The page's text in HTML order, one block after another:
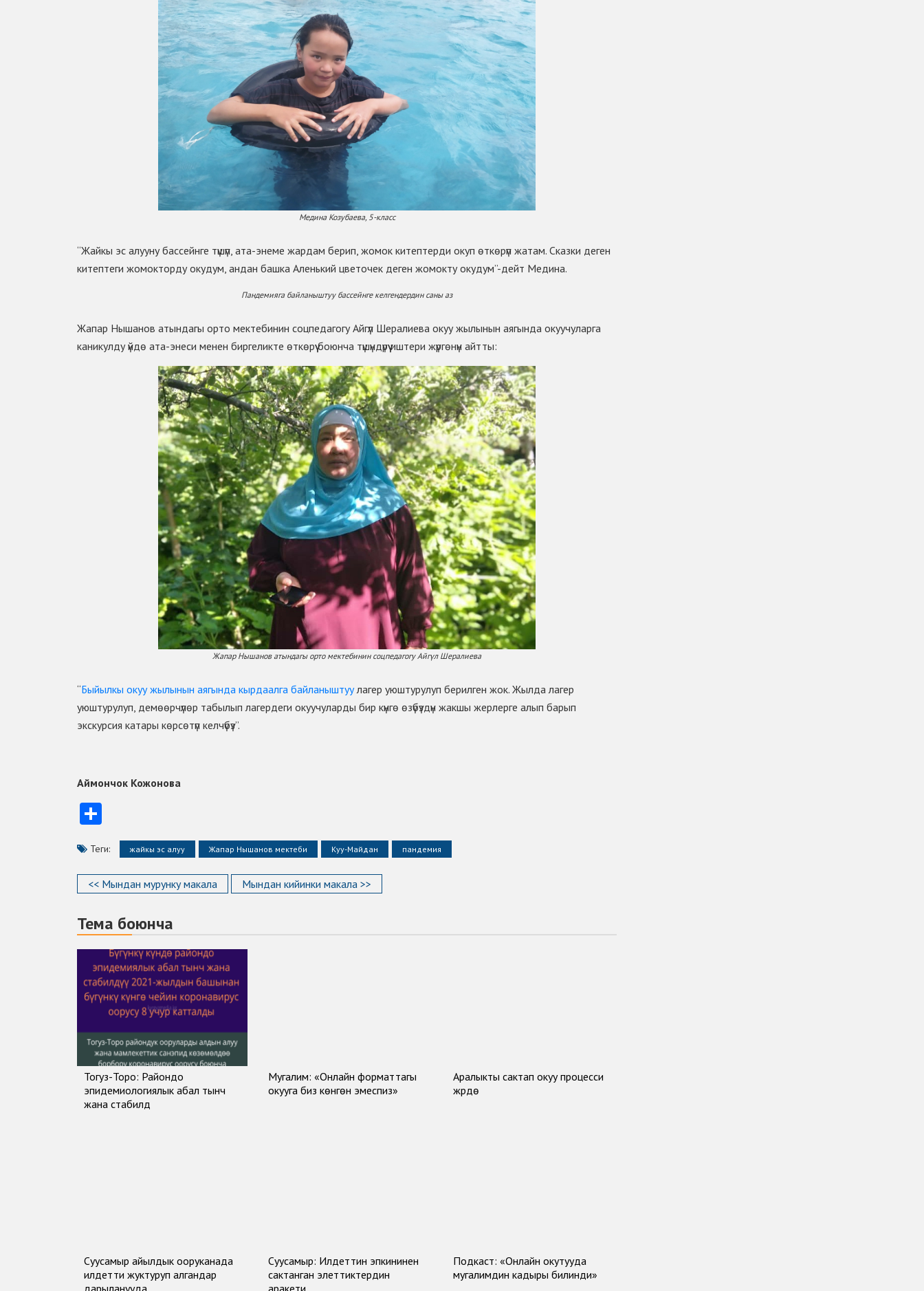
Медина Козубаева, 5-класс
“Жайкы эс алууну бассейнге түшүп, ата-энеме жардам берип, жомок китептерди окуп ѳткѳрүп жатам. Сказки деген
китептеги жомокторду окудум, андан башка Аленький цветочек деген жомокту окудум”-дейт Медина.
Пандемияга байланыштуу бассейнге келгендердин саны аз
Жапар Нышанов атындагы орто мектебинин соцпедагогу Айгүл Шералиева окуу жылынын аягында окуучуларга
каникулду үйдѳ ата-энеси менен биргеликте ѳткѳрүү боюнча түшүндүрүү иштери жүргѳнүн айтты:
Жапар Нышанов атындагы орто мектебинин соцпедагогу Айгүл Шералиева
“Быйылкы окуу жылынын аягында кырдаалга байланыштуулагер уюштурулуп берилген жок. Жылда лагер
уюштурулуп, демѳѳрчүлѳр табылып лагердеги окуучуларды бир күнгѳ ѳзүбүздүн жакшы жерлерге алып барып
экскурсия катары кѳрсѳтүп келчүбүз”.
Аймончок Кожонова
Теги: жайкы эс алуу Жапар Нышанов мектеби Куу-Майдан пандемия
<< Мындан мурунку макала Мындан кийинки макала >>
Тема боюнча
Тогуз-Торо: Райондо
эпидемиологиялык абал тынч
жана стабилдүү
Мугалим: «Онлайн форматтагы
окууга биз көнгөн эмеспиз»
Аралыкты сактап окуу процесси
жүрүүдө
Суусамыр айылдык ооруканада
илдетти жуктуруп алгандар
дарыланууда
Суусамыр: Илдеттин эпкининен
сактанган элеттиктердин
аракети
Подкаст: «Онлайн окутууда
мугалимдин кадыры билинди»